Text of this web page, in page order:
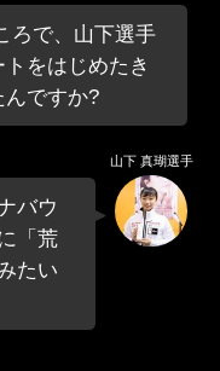
ろで、山下選手
をはじめたき
んですか?
バウ
「荒
たい
山下 真瑚選手